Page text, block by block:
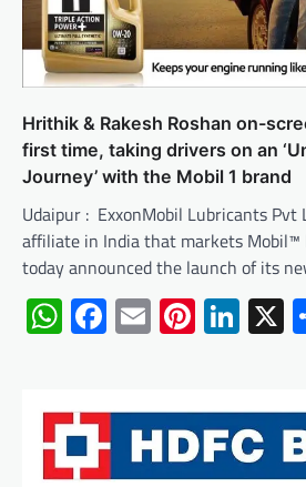
Hrithik & Rakesh Roshan on-
first time, taking drivers on an
Journey’ with the Mobil 1 brand
Udaipur : ExxonMobil Lubricants Pvt
affiliate in India that markets Mobil™
today announced the launch of its
WhatsApp
Facebook
Email X